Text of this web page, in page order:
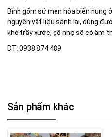
Bình gốm sứ men hỏa biển nung
nguyên vật liệu sánh lại, dùng
khó trầy xước, gõ nhẹ sẽ có âm
DT: 0938 874 489
Sản phẩm khác